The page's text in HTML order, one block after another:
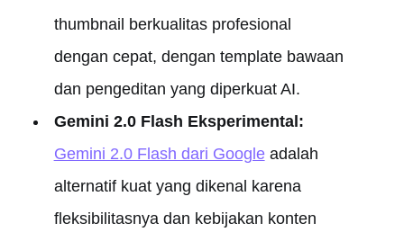
thumbnail berkualitas profesional
dengan cepat, dengan template bawaan
dan pengeditan yang diperkuat AI.
Gemini 2.0 Flash Eksperimental:
Gemini 2.0 Flash dari Googleadalah
alternatif kuat yang dikenal karena
fleksibilitasnya dan kebijakan konten